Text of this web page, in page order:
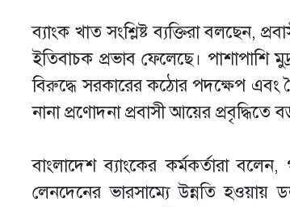
ব্যাংক খাত সংশ্লিষ্ট ব্যক্তিরা বলছেন,
ইতিবাচক প্রভাব ফেলেছে। পাশাপাশি
বিরুদ্ধে সরকারের কঠোর পদক্ষেপ এবং
নানা প্রণোদনা প্রবাসী আয়ের প্রবৃদ্ধিতে
বাংলাদেশ ব্যাংকের কর্মকর্তারা
লেনদেনের ভারসাম্যে উন্নতি হওয়ায়